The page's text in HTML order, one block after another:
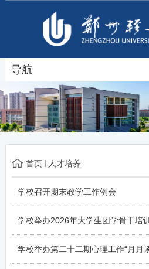
导航
首页 人才培养
学校召开期末教学工作例会
学校举办2026年大学生团学骨干培
学校举办第二十二期心理工作“月月